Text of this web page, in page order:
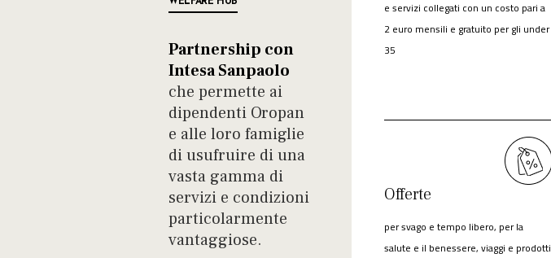
Partnership con
Intesa Sanpaolo
che permette ai
dipendenti Oropan
e alle loro famiglie
di usufruire di una
vasta gamma di
servizi e condizioni
particolarmente
vantaggiose.
e servizi collegati con un costo pari a
2 euro mensili e gratuito per gli under
35
Offerte
per svago e tempo libero, per la
salute e il benessere, viaggi e prodotti